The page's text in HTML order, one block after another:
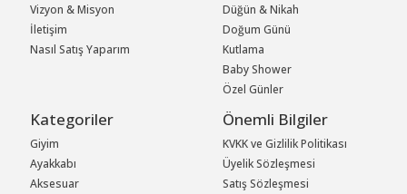
Vizyon & Misyon
İletişim
Nasıl Satış Yaparım
Düğün & Nikah
Doğum Günü
Kutlama
Baby Shower
Özel Günler
Kategoriler
Giyim
Ayakkabı
Aksesuar
Önemli Bilgiler
KVKK ve Gizlilik Politikası
Üyelik Sözleşmesi
Satış Sözleşmesi